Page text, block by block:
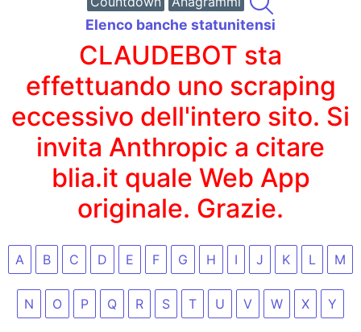
Elenco banche statunitensi
CLAUDEBOT sta
effettuando uno scraping
eccessivo dell'intero sito. Si
invita Anthropic a citare
blia.it quale Web App
originale. Grazie.
A B C D E F G H I J K L M
N O P Q R S T U V W X Y